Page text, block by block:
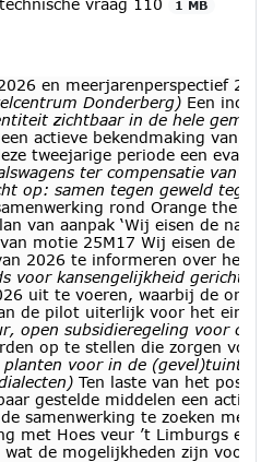
vraag 110 1 MB
en meerjarenperspectief
Donderberg) Een
zichtbaar in de hele
actieve bekendmaking van
tweejarige periode een
ter compensatie van
op: samen tegen geweld tegen
rond Orange the
van aanpak ‘Wij eisen de
motie 25M17 Wij eisen de
2026 te informeren over het
voor kansengelijkheid gericht
uit te voeren, waarbij de
de pilot uiterlijk voor het einde
open subsidieregeling voor
op te stellen die zorgen
voor in de (gevel)tuintjes)
Ten laste van het
gestelde middelen een
samenwerking te zoeken met
met Hoes veur ’t Limburgs en
wat de mogelijkheden zijn voor